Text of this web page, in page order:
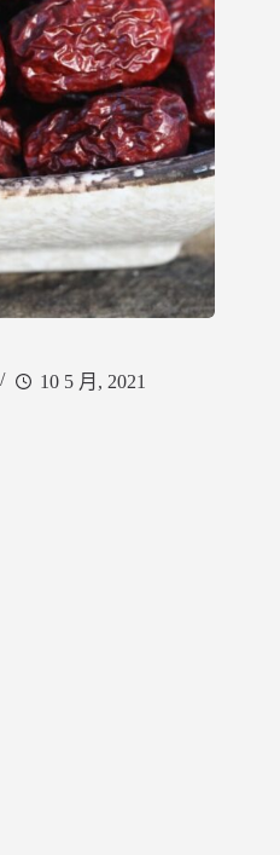
10 5 月, 2021